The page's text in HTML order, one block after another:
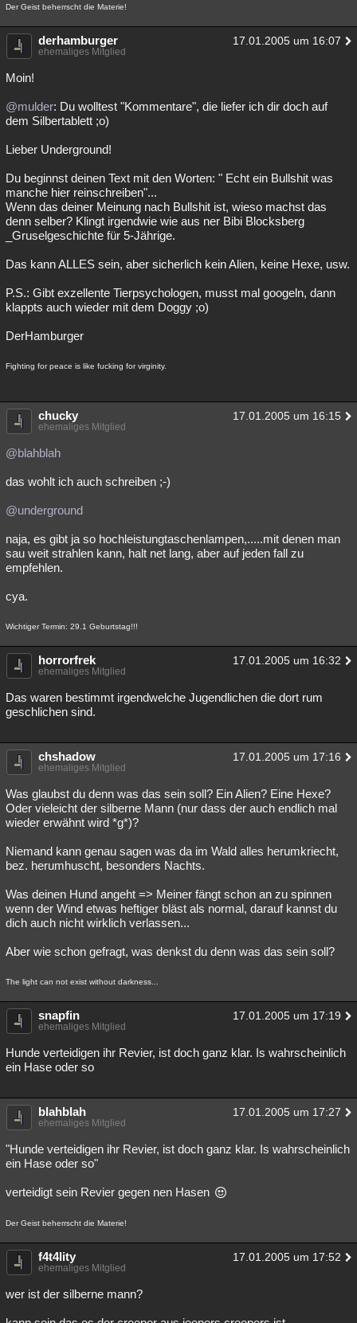
Der Geist beherrscht die Materie!
derhamburger 17.01.2005 um 16:07
ehemaliges Mitglied
Moin!
@mulder: Du wolltest "Kommentare", die liefer ich dir doch auf
dem Silbertablett ;o)
Lieber Underground!
Du beginnst deinen Text mit den Worten: " Echt ein Bullshit was
manche hier reinschreiben"...
Wenn das deiner Meinung nach Bullshit ist, wieso machst das
denn selber? Klingt irgendwie wie aus ner Bibi Blocksberg
_Gruselgeschichte für 5-Jährige.
Das kann ALLES sein, aber sicherlich kein Alien, keine Hexe, usw.
P.S.: Gibt exzellente Tierpsychologen, musst mal googeln, dann
klappts auch wieder mit dem Doggy ;o)
DerHamburger
Fighting for peace is like fucking for virginity.
chucky 17.01.2005 um 16:15
ehemaliges Mitglied
@blahblah
das wohlt ich auch schreiben ;-)
@underground
naja, es gibt ja so hochleistungtaschenlampen,.....mit denen man
sau weit strahlen kann, halt net lang, aber auf jeden fall zu
empfehlen.
cya.
Wichtiger Termin: 29.1 Geburtstag!!!
horrorfrek 17.01.2005 um 16:32
ehemaliges Mitglied
Das waren bestimmt irgendwelche Jugendlichen die dort rum
geschlichen sind.
chshadow 17.01.2005 um 17:16
ehemaliges Mitglied
Was glaubst du denn was das sein soll? Ein Alien? Eine Hexe?
Oder vieleicht der silberne Mann (nur dass der auch endlich mal
wieder erwähnt wird *g*)?
Niemand kann genau sagen was da im Wald alles herumkriecht,
bez. herumhuscht, besonders Nachts.
Was deinen Hund angeht => Meiner fängt schon an zu spinnen
wenn der Wind etwas heftiger bläst als normal, darauf kannst du
dich auch nicht wirklich verlassen...
Aber wie schon gefragt, was denkst du denn was das sein soll?
The light can not exist without darkness...
snapfin 17.01.2005 um 17:19
ehemaliges Mitglied
Hunde verteidigen ihr Revier, ist doch ganz klar. Is wahrscheinlich
ein Hase oder so
blahblah 17.01.2005 um 17:27
ehemaliges Mitglied
"Hunde verteidigen ihr Revier, ist doch ganz klar. Is wahrscheinlich
ein Hase oder so"
verteidigt sein Revier gegen nen Hasen
Der Geist beherrscht die Materie!
f4t4lity 17.01.2005 um 17:52
ehemaliges Mitglied
wer ist der silberne mann?